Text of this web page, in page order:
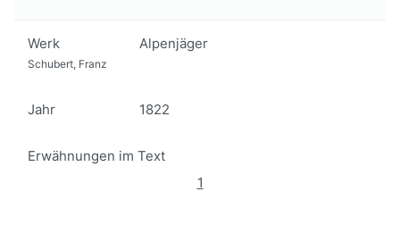
Werk Alpenjäger
Schubert, Franz
Jahr 1822
Erwähnungen im Text
1